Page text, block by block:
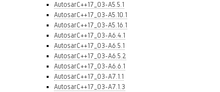
AutosarC++17_03-A5.5.1
AutosarC++17_03-A5.10.1
AutosarC++17_03-A5.16.1
AutosarC++17_03-A6.4.1
AutosarC++17_03-A6.5.1
AutosarC++17_03-A6.5.2
AutosarC++17_03-A6.6.1
AutosarC++17_03-A7.1.1
AutosarC++17_03-A7.1.3